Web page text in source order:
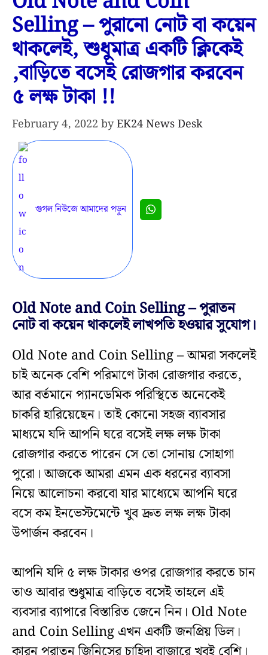
Selling – পুরানো নোট বা কয়েন
থাকলেই, শুধুমাত্র একটি ক্লিকেই
,বাড়িতে বসেই রোজগার করবেন
৫ লক্ষ টাকা !!
February 4, 2022 byEK24 News Desk
গুগল নিউজে আমাদের পড়ুন
Old Note and Coin Selling – পুরাতন
নোট বা কয়েন থাকলেই লাখপতি হওয়ার সুযোগ।
Old Note and Coin Selling – আমরা সকলেই
চাই অনেক বেশি পরিমাণে টাকা রোজগার করতে,
আর বর্তমানে প্যানডেমিক পরিস্থিতে অনেকেই
চাকরি হারিয়েছেন। তাই কোনো সহজ ব্যাবসার
মাধ্যমে যদি আপনি ঘরে বসেই লক্ষ লক্ষ টাকা
রোজগার করতে পারেন সে তো সোনায় সোহাগা
পুরো। আজকে আমরা এমন এক ধরনের ব্যাবসা
নিয়ে আলোচনা করবো যার মাধ্যেমে আপনি ঘরে
বসে কম ইনভেস্টমেন্টে খুব দ্রুত লক্ষ লক্ষ টাকা
উপার্জন করবেন।
আপনি যদি ৫ লক্ষ টাকার ওপর রোজগার করতে চান
তাও আবার শুধুমাত্র বাড়িতে বসেই তাহলে এই
ব্যবসার ব্যাপারে বিস্তারিত জেনে নিন। Old Note
and Coin Selling এখন একটি জনপ্রিয় ডিল।